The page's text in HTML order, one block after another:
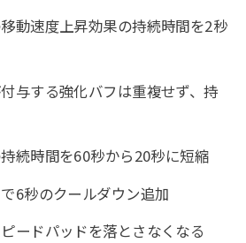
動速度上昇効果の持続時間を2秒
与する強化バフは重複せず、持
続時間を60秒から20秒に短縮
6秒のクールダウン追加
ードパッドを落とさなくなる